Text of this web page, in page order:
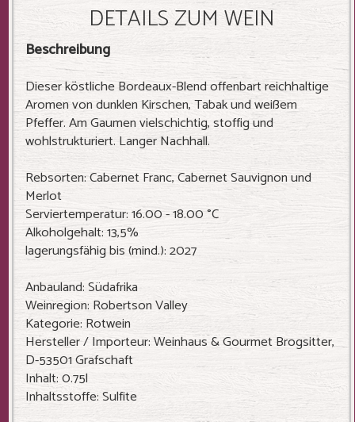
DETAILS ZUM WEIN
Beschreibung
Dieser köstliche Bordeaux-Blend offenbart reichhaltige
Aromen von dunklen Kirschen, Tabak und weißem
Pfeffer. Am Gaumen vielschichtig, stoffig und
wohlstrukturiert. Langer Nachhall.
Rebsorten: Cabernet Franc, Cabernet Sauvignon und
Merlot
Serviertemperatur: 16.00 - 18.00 °C
Alkoholgehalt: 13,5%
lagerungsfähig bis (mind.): 2027
Anbauland: Südafrika
Weinregion: Robertson Valley
Kategorie: Rotwein
Hersteller / Importeur: Weinhaus & Gourmet Brogsitter,
D-53501 Grafschaft
Inhalt: 0.75l
Inhaltsstoffe: Sulfite